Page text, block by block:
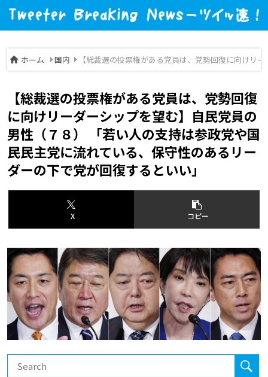
ホーム 国内 【総裁選の投票権がある党員は、党勢回復に向けリ
【総裁選の投票権がある党員は、党勢回復
に向けリーダーシップを望む】自民党員の
男性（７８） 「若い人の支持は参政党や国
民民主党に流れている、保守性のあるリー
ダーの下で党が回復するといい」
X コピー